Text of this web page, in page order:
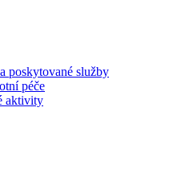
poskytované služby
péče
aktivity